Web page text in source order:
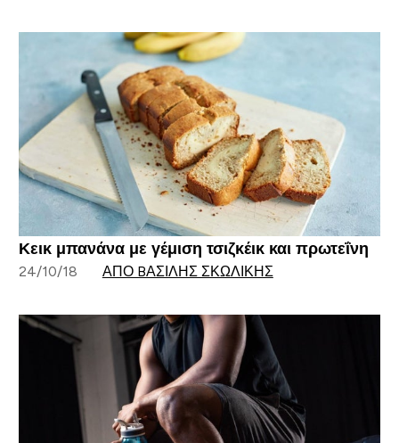
Κεικ μπανάνα με γέμιση τσιζκέικ και πρωτεΐνη
24/10/18 ΑΠΌ BΑΣΊΛΗΣ ΣΚΩΛΊΚΗΣ